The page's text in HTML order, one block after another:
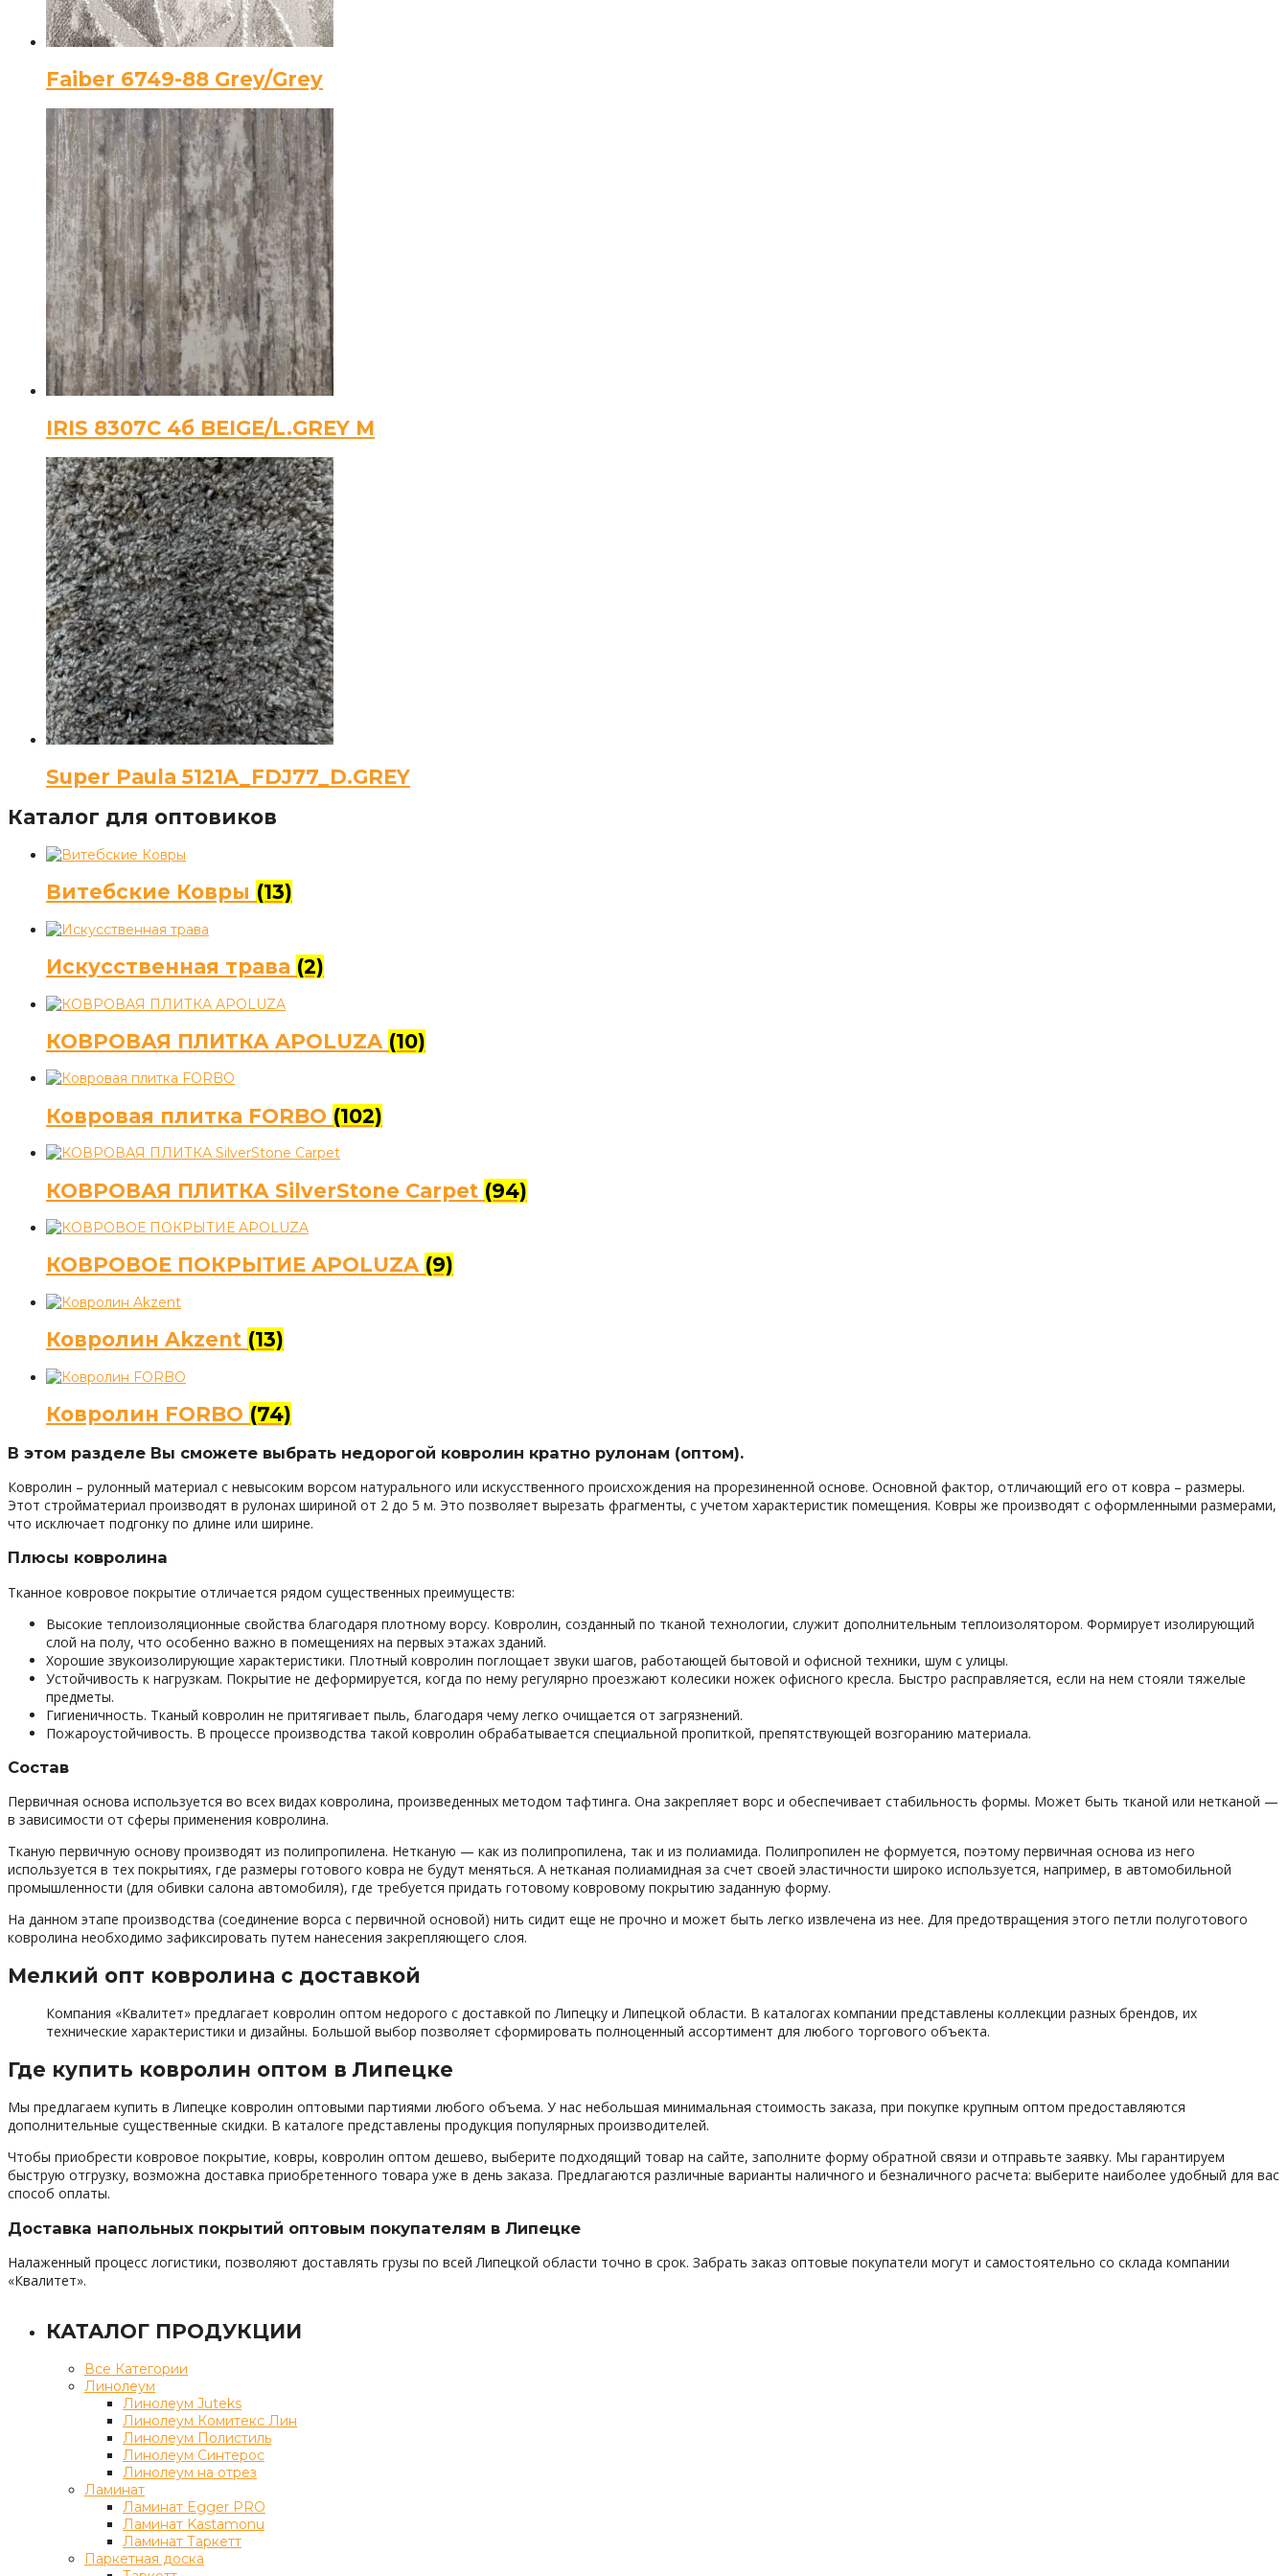
Faiber 6749-88 Grey/Grey
IRIS 8307C 4б BEIGE/L.GREY М
Super Paula 5121A_FDJ77_D.GREY
Каталог для оптовиков
Витебские Ковры (13)
Искусственная трава (2)
КОВРОВАЯ ПЛИТКА APOLUZA (10)
Ковровая плитка FORBO (102)
КОВРОВАЯ ПЛИТКА SilverStone Carpet (94)
КОВРОВОЕ ПОКРЫТИЕ APOLUZA (9)
Ковролин Akzent (13)
Ковролин FORBO (74)
В этом разделе Вы сможете выбрать недорогой ковролин кратно рулонам (оптом).
Ковролин – рулонный материал с невысоким ворсом натурального или искусственного происхождения на прорезиненной основе. Основной фактор, отличающий его от ковра – размеры.
Этот стройматериал производят в рулонах шириной от 2 до 5 м. Это позволяет вырезать фрагменты, с учетом характеристик помещения. Ковры же производят с оформленными размерами,
что исключает подгонку по длине или ширине.
Плюсы ковролина
Тканное ковровое покрытие отличается рядом существенных преимуществ:
Высокие теплоизоляционные свойства благодаря плотному ворсу. Ковролин, созданный по тканой технологии, служит дополнительным теплоизолятором. Формирует изолирующий
слой на полу, что особенно важно в помещениях на первых этажах зданий.
Хорошие звукоизолирующие характеристики. Плотный ковролин поглощает звуки шагов, работающей бытовой и офисной техники, шум с улицы.
Устойчивость к нагрузкам. Покрытие не деформируется, когда по нему регулярно проезжают колесики ножек офисного кресла. Быстро расправляется, если на нем стояли тяжелые
предметы.
Гигиеничность. Тканый ковролин не притягивает пыль, благодаря чему легко очищается от загрязнений.
Пожароустойчивость. В процессе производства такой ковролин обрабатывается специальной пропиткой, препятствующей возгоранию материала.
Состав
Первичная основа используется во всех видах ковролина, произведенных методом тафтинга. Она закрепляет ворс и обеспечивает стабильность формы. Может быть тканой или нетканой —
в зависимости от сферы применения ковролина.
Тканую первичную основу производят из полипропилена. Нетканую — как из полипропилена, так и из полиамида. Полипропилен не формуется, поэтому первичная основа из него
используется в тех покрытиях, где размеры готового ковра не будут меняться. А нетканая полиамидная за счет своей эластичности широко используется, например, в автомобильной
промышленности (для обивки салона автомобиля), где требуется придать готовому ковровому покрытию заданную форму.
На данном этапе производства (соединение ворса с первичной основой) нить сидит еще не прочно и может быть легко извлечена из нее. Для предотвращения этого петли полуготового
ковролина необходимо зафиксировать путем нанесения закрепляющего слоя.
Мелкий опт ковролина с доставкой
Компания «Квалитет» предлагает ковролин оптом недорого с доставкой по Липецку и Липецкой области. В каталогах компании представлены коллекции разных брендов, их
технические характеристики и дизайны. Большой выбор позволяет сформировать полноценный ассортимент для любого торгового объекта.
Где купить ковролин оптом в Липецке
Мы предлагаем купить в Липецке ковролин оптовыми партиями любого объема. У нас небольшая минимальная стоимость заказа, при покупке крупным оптом предоставляются
дополнительные существенные скидки. В каталоге представлены продукция популярных производителей.
Чтобы приобрести ковровое покрытие, ковры, ковролин оптом дешево, выберите подходящий товар на сайте, заполните форму обратной связи и отправьте заявку. Мы гарантируем
быструю отгрузку, возможна доставка приобретенного товара уже в день заказа. Предлагаются различные варианты наличного и безналичного расчета: выберите наиболее удобный для вас
способ оплаты.
Доставка напольных покрытий оптовым покупателям в Липецке
Налаженный процесс логистики, позволяют доставлять грузы по всей Липецкой области точно в срок. Забрать заказ оптовые покупатели могут и самостоятельно со склада компании
«Квалитет».
КАТАЛОГ ПРОДУКЦИИ
Все Категории
Линолеум
Линолеум Juteks
Линолеум Комитекс Лин
Линолеум Полистиль
Линолеум Синтерос
Линолеум на отрез
Ламинат
Ламинат Egger PRO
Ламинат Kastamonu
Ламинат Таркетт
Паркетная доска